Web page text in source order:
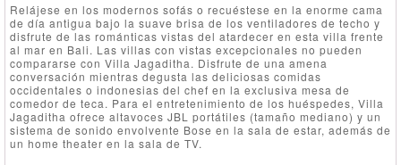
Relájese en los modernos sofás o recuéstese en la enorme cama
de día antigua bajo la suave brisa de los ventiladores de techo y
disfrute de las románticas vistas del atardecer en esta villa frente
al mar en Bali. Las villas con vistas excepcionales no pueden
compararse con Villa Jagaditha. Disfrute de una amena
conversación mientras degusta las deliciosas comidas
occidentales o indonesias del chef en la exclusiva mesa de
comedor de teca. Para el entretenimiento de los huéspedes, Villa
Jagaditha ofrece altavoces JBL portátiles (tamaño mediano) y un
sistema de sonido envolvente Bose en la sala de estar, además de
un home theater en la sala de TV.